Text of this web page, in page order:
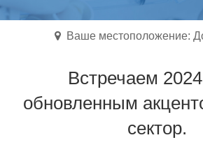
Ваше местоположение:
Встречаем 2024
обновленным
сектор.